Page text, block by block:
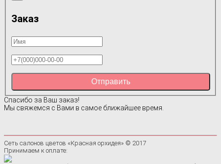
Заказ
Отправить
Спасибо за Ваш заказ!
Мы свяжемся с Вами в самое ближайшее время.
Сеть салонов цветов «Красная орхидея» © 2017
Принимаем к оплате: